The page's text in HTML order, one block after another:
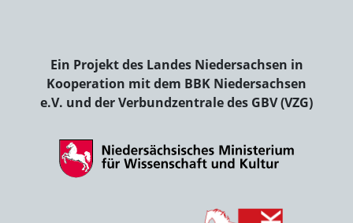
Ein Projekt des Landes Niedersachsen in
Kooperation mit dem BBK Niedersachsen
e.V. und der Verbundzentrale des GBV (VZG)